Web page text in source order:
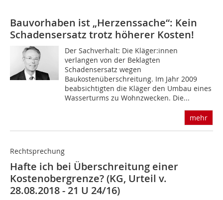
Bauvorhaben ist „Herzenssache“: Kein
Schadensersatz trotz höherer Kosten!
Der Sachverhalt: Die Kläger:innen
verlangen von der Beklagten
Schadensersatz wegen
Baukostenüberschreitung. Im Jahr 2009
beabsichtigten die Kläger den Umbau eines
Wasserturms zu Wohnzwecken. Die...
mehr
Rechtsprechung
Hafte ich bei Überschreitung einer
Kostenobergrenze? (KG, Urteil v.
28.08.2018 - 21 U 24/16)